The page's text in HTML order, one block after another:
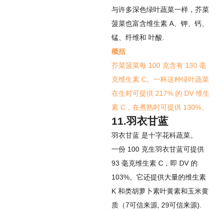
与许多深色绿叶蔬菜一样，芥菜
菠菜也富含维生素 A、钾、钙、
锰、纤维和 叶酸
概括
芥菜菠菜每 100 克含有 130 毫
克维生素 C。一杯这种绿叶蔬菜
在生时可提供 217% 的 DV 维生
素 C，在煮熟时可提供 130%。
11.羽衣甘蓝
羽衣甘蓝 是十字花科蔬菜。
一份 100 克生羽衣甘蓝可提供
93 毫克维生素 C，即 DV 的
103%。它还提供大量的维生素
K 和类胡萝卜素叶黄素和玉米黄
质（7可信来源 29可信来源).